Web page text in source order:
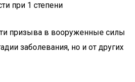
при 1 степени
призыва в вооруженные силы
заболевания, но и от других